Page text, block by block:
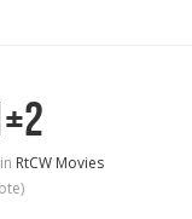
RtCW Movies